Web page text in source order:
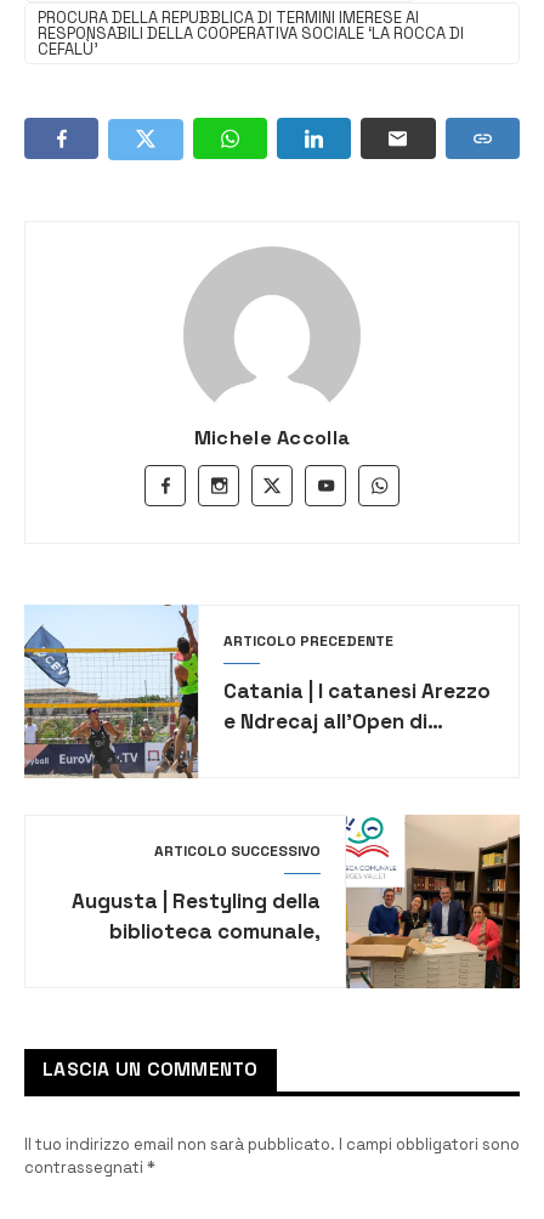
PROCURA DELLA REPUBBLICA DI TERMINI IMERESE AI
RESPONSABILI DELLA COOPERATIVA SOCIALE ‘LA ROCCA DI
CEFALÙ’
Michele Accolla
ARTICOLO PRECEDENTE
Catania | I catanesi Arezzo
e Ndrecaj all’Open di
ARTICOLO SUCCESSIVO
Augusta | Restyling della
biblioteca comunale,
LASCIA UN COMMENTO
Il tuo indirizzo email non sarà pubblicato. I campi obbligatori sono
contrassegnati *